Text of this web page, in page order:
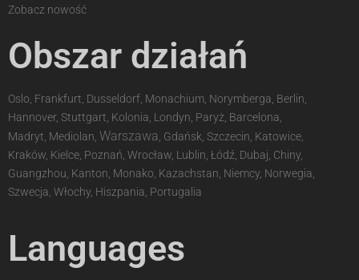
Zobacz nowość
Obszar działań
Oslo, Frankfurt, Dusseldorf, Monachium, Norymberga, Berlin,
Hannover, Stuttgart, Kolonia, Londyn, Paryż, Barcelona,
Madryt, Mediolan, Warszawa , Gdańsk, Szczecin, Katowice,
Kraków, Kielce, Poznań, Wrocław, Lublin, Łódź, Dubaj, Chiny,
Guangzhou, Kanton, Monako, Kazachstan, Niemcy, Norwegia,
Szwecja, Włochy, Hiszpania, Portugalia
Languages